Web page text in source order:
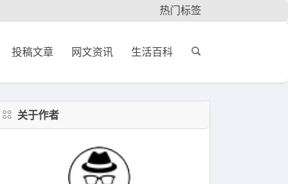
热门标签
投稿文章 网文资讯 生活百科
关于作者